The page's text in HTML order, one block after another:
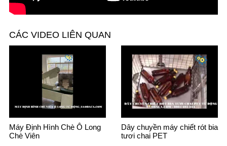
CÁC VIDEO LIÊN QUAN
Máy Định Hình Chè Ô Long
Chè Viên
Dây chuyền máy chiết rót bia
tươi chai PET